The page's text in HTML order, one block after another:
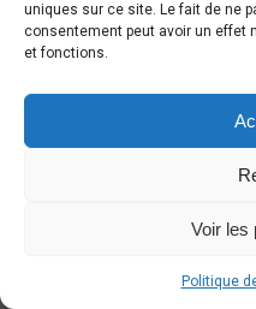
uniques sur ce site. Le fait de ne
consentement peut avoir un effet
et fonctions.
Voir les
Politique